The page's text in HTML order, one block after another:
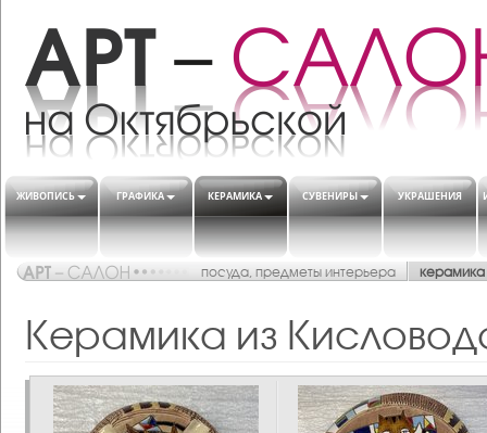
ЖИВОПИСЬ ГРАФИКА КЕРАМИКА СУВЕНИРЫ УКРАШЕНИЯ
посуда, предметы интерьера керамика
Керамика из